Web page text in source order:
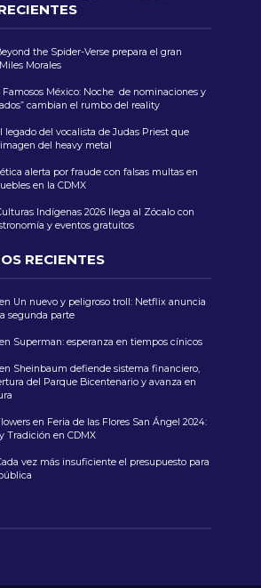
the Spider-Verse prepara el gran
Morales
Famosos México: Noche de nominaciones y
cambian el rumbo del reality
legado del vocalista de Judas Priest que
del heavy metal
alerta por fraude con falsas multas en
en la CDMX
Indígenas 2026 llega al Zócalo con
y eventos gratuitos
RECIENTES
en Un nuevo y peligroso troll: Netflix anuncia
segunda parte
en Superman: esperanza en tiempos cínicos
en Sheinbaum defiende sistema financiero,
del Parque Bicentenario y avanza en
en Feria de las Flores San Ángel 2024:
Tradición en CDMX
vez más insuficiente el presupuesto para